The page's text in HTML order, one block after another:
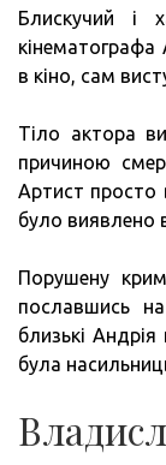
Блискучий і
кінематографа
в кіно, сам
Тіло актора
причиною
Артист просто
було виявлено
Порушену
пославшись
близькі
була